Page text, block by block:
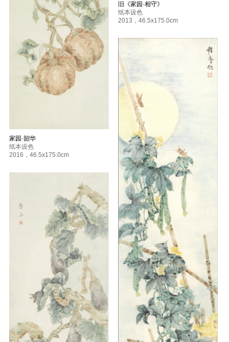
旧《家园·相守》
纸本设色
2013 ， 46.5x175.0cm
家园·韶华
纸本设色
2016 ， 46.5x175.0cm